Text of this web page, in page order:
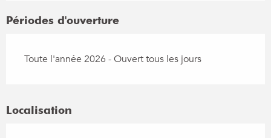
Périodes d'ouverture
Toute l'année 2026 - Ouvert tous les jours
Localisation